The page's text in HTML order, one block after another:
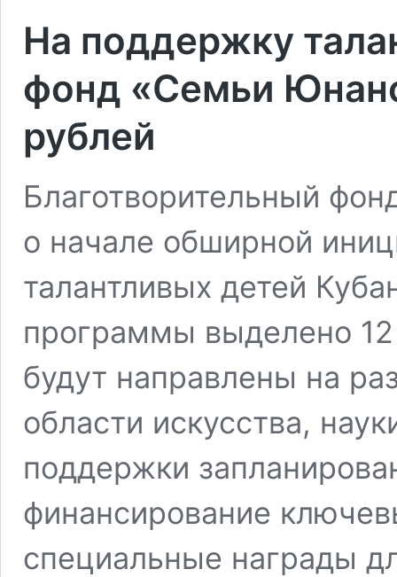
На поддержку
фонд «Семьи
рублей
Благотворительный
о начале обширной
талантливых детей
программы выделено
будут направлены на
области искусства,
поддержки
финансирование
специальные награды